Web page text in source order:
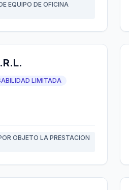
EQUIPO DE OFICINA
LIMITADA
OBJETO LA PRESTACION